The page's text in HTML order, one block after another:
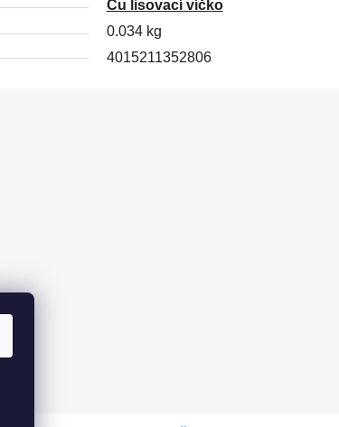
Cu lisovací víčko
0.034 kg
4015211352806